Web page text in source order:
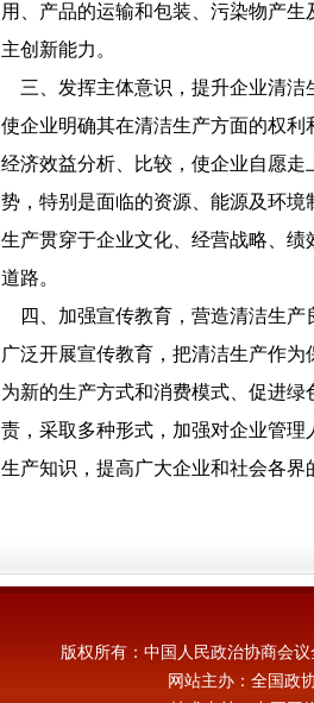
用、产品的运输和包装、污染物产
主创新能力。
三、发挥主体意识，提升企业清洁
使企业明确其在清洁生产方面的权
经济效益分析、比较，使企业自愿
势，特别是面临的资源、能源及环
生产贯穿于企业文化、经营战略、
道路。
四、加强宣传教育，营造清洁生产
广泛开展宣传教育，把清洁生产作
为新的生产方式和消费模式、促进
责，采取多种形式，加强对企业管
生产知识，提高广大企业和社会各界
版权所有：中国人民政治协商会
网站主办：全国政